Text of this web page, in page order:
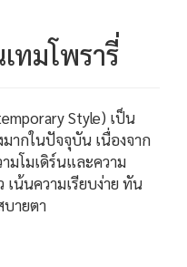
ทมโพรารี่
Style) เป็น
ากในปัจจุบัน เนื่องจาก
มโมเดิร์นและความ
เน้นความเรียบง่าย ทัน
ายตา